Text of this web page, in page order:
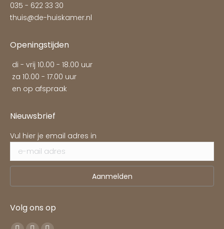
035 - 622 33 30
thuis@de-huiskamer.nl
Openingstijden
di - vrij 10.00 - 18.00 uur
za 10.00 - 17.00 uur
en op afspraak
Nieuwsbrief
Vul hier je email adres in
Volg ons op